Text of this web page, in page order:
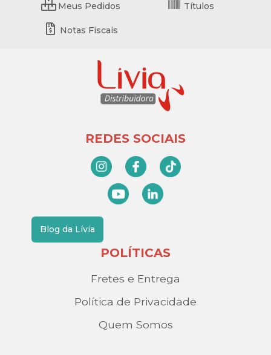
Meus Pedidos Títulos
Notas Fiscais
REDES SOCIAIS
Blog da Lívia
POLÍTICAS
Fretes e Entrega
Política de Privacidade
Quem Somos